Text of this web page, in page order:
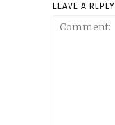
LEAVE A REPLY